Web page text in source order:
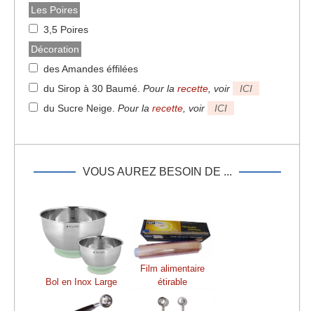
Les Poires
3,5 Poires
Décoration
des Amandes éffilées
du Sirop à 30 Baumé Pour la recette , voir
ICI
du Sucre Neige Pour la recette , voir ICI
VOUS AUREZ BESOIN DE ...
Bol en Inox Large
Film alimentaire
étirable